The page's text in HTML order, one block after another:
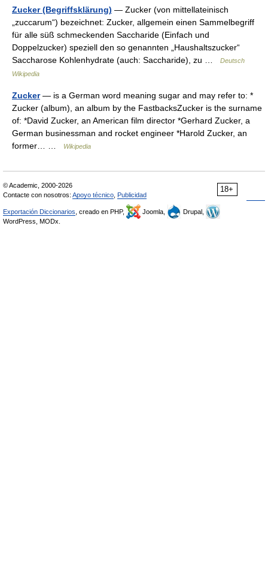
Zucker (Begriffsklärung) — Zucker (von mittellateinisch
„zuccarum“) bezeichnet: Zucker, allgemein einen Sammelbegriff
für alle süß schmeckenden Saccharide (Einfach und
Doppelzucker) speziell den so genannten „Haushaltszucker“
Saccharose Kohlenhydrate (auch: Saccharide), zu …
Deutsch
Wikipedia
Zucker— is a German word meaning sugar and may refer to: *
Zucker (album), an album by the FastbacksZucker is the surname
of: *David Zucker, an American film director *Gerhard Zucker, a
German businessman and rocket engineer *Harold Zucker, an
former… …
Wikipedia
18+
© Academic, 2000-2026
Contacte con nosotros: Apoyo técnico Publicidad
Exportación Diccionarios , creado en PHP, Joomla,
Drupal,
WordPress, MODx.